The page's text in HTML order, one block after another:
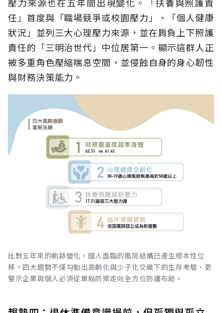
任」首度與「職場競爭或校園壓力」、「個人健康
狀況」並列三大心理壓力來源，並在肩負上下照護
責任的「三明治世代」中位居第一。顯示這群人正
被多重角色壓縮喘息空間，並侵蝕自身的身心韌性
與財務決策能力。
比對五年來的軌跡變化，國人面臨的風險結構已產生根本性位
移。四大趨勢不僅勾勒出高齡化與少子化交織下的生存考驗，更
警示企業與個人必須從單點防禦走向全方位防護布局。